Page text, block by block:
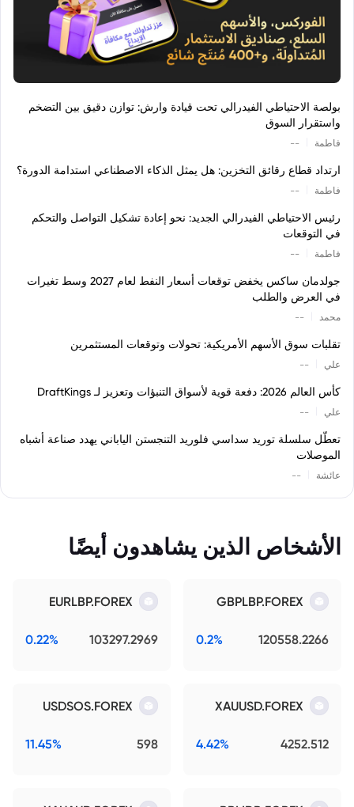
بولصة الاحتياطي الفيدرالي تحت قيادة وارش: توازن دقيق بين التضخم
واستقرار السوق
فاطمة --
ارتداد قطاع رقائق التخزين: هل يمثل الذكاء الاصطناعي استدامة الدورة؟
فاطمة --
رئيس الاحتياطي الفيدرالي الجديد: نحو إعادة تشكيل التواصل والتحكم
في التوقعات
فاطمة --
جولدمان ساكس يخفض توقعات أسعار النفط لعام 2027 وسط تغيرات
في العرض والطلب
محمد --
تقلبات سوق الأسهم الأمريكية: تحولات وتوقعات المستثمرين
علي --
كأس العالم 2026: دفعة قوية لأسواق التنبؤات وتعزيز لـ DraftKings
علي --
تعطّل سلسلة توريد سداسي فلوريد التنجستن الياباني يهدد صناعة أشباه
الموصلات
عائشة --
الأشخاص الذين يشاهدون أيضًا
GBPLBP.FOREX
120558.2266
0.2%
EURLBP.FOREX
103297.2969
0.22%
XAUUSD.FOREX
4252.512
4.42%
USDSOS.FOREX
598
11.45%